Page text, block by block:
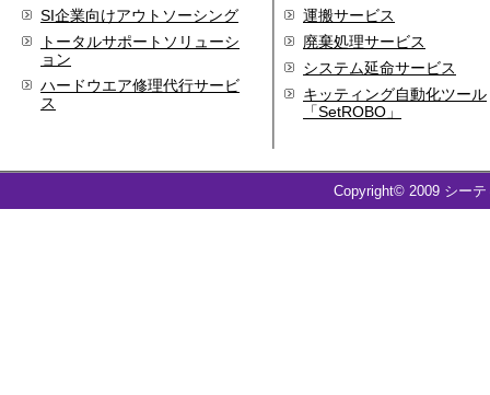
SI企業向けアウトソーシング
トータルサポートソリューシ
ョン
ハードウエア修理代行サービ
ス
運搬サービス
廃棄処理サービス
システム延命サービス
キッティング自動化ツール
「SetROBO」
Copyright© 2009 シー